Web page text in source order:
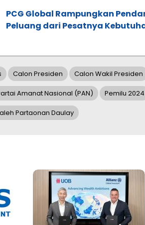
PCG Global Rampungkan
Peluang dari Pesatnya
Calon Presiden Calon Wakil Presiden
Amanat Nasional (PAN) Pemilu 2024
Partaonan Daulay